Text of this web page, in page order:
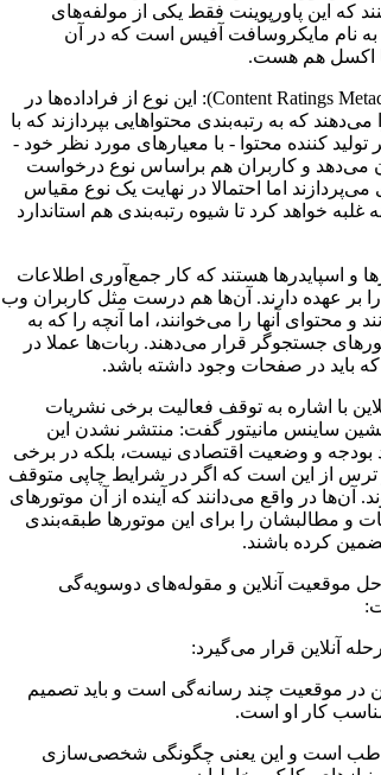
که این پاورپوینت فقط یکی از مولفه‌های
نام مایکروسافت آفیس است که در آن
اکسل هم هست.
6. فراداده‌های رتبه‌بندی (Content Ratings Metadata): این نوع از فراداده‌ها در
که به رتبه‌بندی محتواهایی بپردازند که با
کننده محتوا - با معیارهای مورد نظر خود -
می‌دهد و کاربران هم براساس نوع درخواست
می‌پردازند اما احتمالا در نهایت یک نوع مقیاس
غلبه خواهد کرد تا شیوه رتبه‌بندی هم استاندارد
و اسپایدرها هستند که کار جمع‌آوری اطلاعات
بر عهده دارند. آن‌ها هم درست مثل کاربران وب
آنها را می‌خوانند، اما آنچه را که به
جستجوگر قرار می‌دهند. ربات‌ها عملا در
که باید در صفحات وجود داشته باشد.
با اشاره به توقف فعالیت برخی نشریات
ساینس مانیتور گفت: منتشر نشدن این
بودجه و وضعیت اقتصادی نیست، بلکه در برخی
ترس از این است که اگر در شرایط چاپی متوقف
آن‌ها در واقع می‌دانند که آینده از آن موتورهای
و مطالبشان را برای این موتورها طبقه‌بندی
کرده باشند.
موقعیت آنلاین و مقوله‌های دوسویه‌گی
آنلاین قرار می‌گیرد:
در موقعیت چند رسانه‌گی است و باید تصمیم
کار او است.
است و این یعنی چگونگی شخصی‌سازی